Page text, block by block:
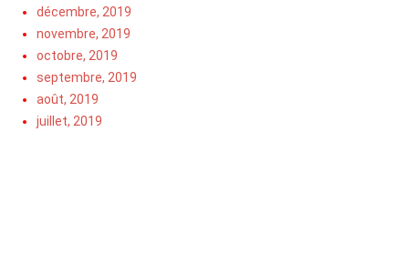
décembre, 2019
novembre, 2019
octobre, 2019
septembre, 2019
août, 2019
juillet, 2019